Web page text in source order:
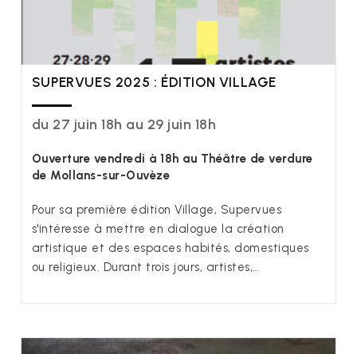
SUPERVUES 2025 : ÉDITION VILLAGE
du 27 juin 18h au 29 juin 18h
Ouverture vendredi à 18h au Théâtre de verdure
de Mollans-sur-Ouvèze
Pour sa première édition Village, Supervues
s'intéresse à mettre en dialogue la création
artistique et des espaces habités, domestiques
ou religieux. Durant trois jours, artistes,…